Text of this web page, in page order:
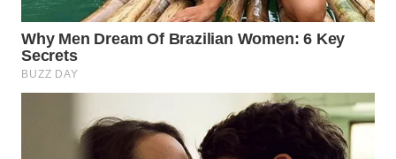
WN
PRIANGAN
TIMUR
SEMARANG